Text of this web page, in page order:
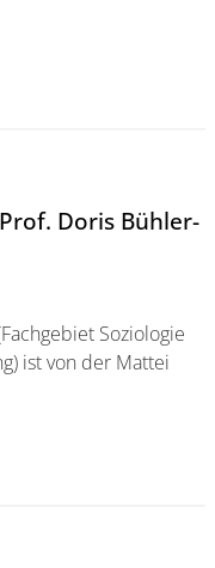
Lautsprecher:
Doris Bühler-
Soziologie
ist von der Mattei
Bühler-Niederberger